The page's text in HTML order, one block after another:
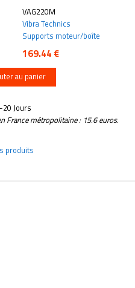
VAG220M
Vibra Technics
Supports moteur/boîte
169.44 €
au panier
Jours
France métropolitaine : 15.6 euros.
produits